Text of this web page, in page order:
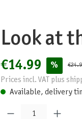
Look at
€14.99 %
Prices incl. VAT plus
Available, delivery
Product Quantity: Enter the